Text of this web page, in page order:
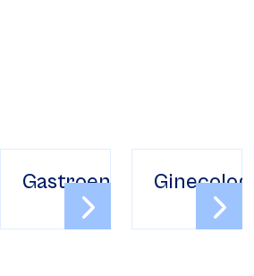
GastroenterologíaGinecología